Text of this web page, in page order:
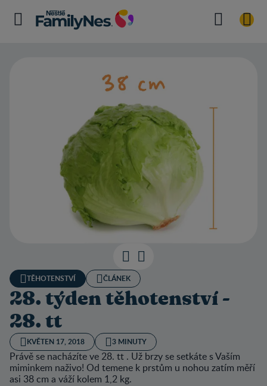
TĚHOTENSTVÍ ČLÁNEK
28. týden těhotenství -
28. tt
KVĚTEN 17, 2018 3 MINUTY
Právě se nacházíte ve 28. tt . Už brzy se setkáte s Vaším
miminkem naživo! Od temene k prstům u nohou zatím měří
asi 38 cm a váží kolem 1,2 kg.